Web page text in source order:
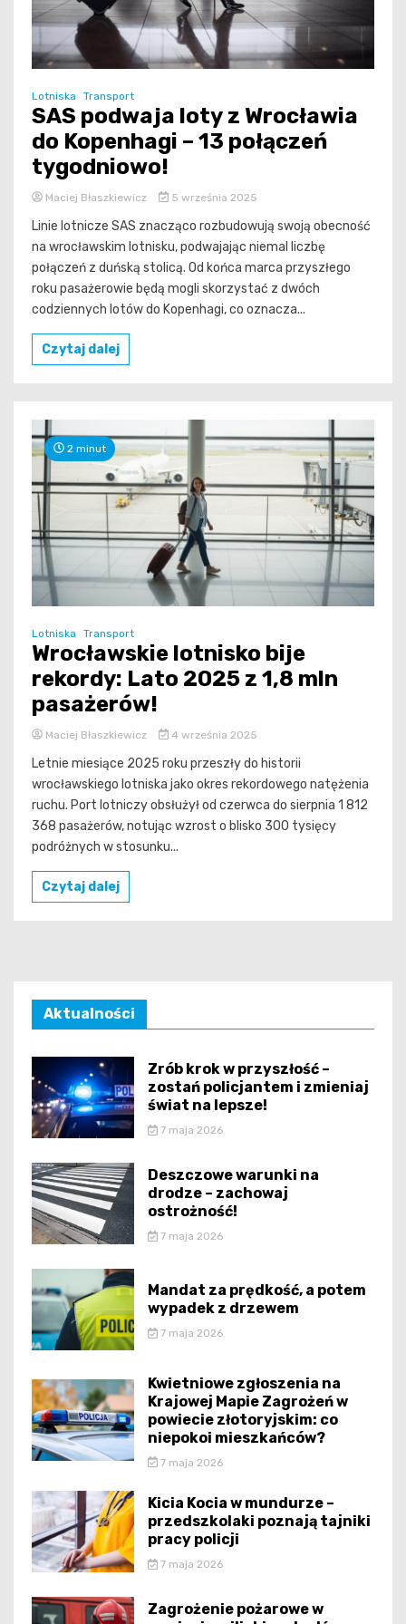
Lotniska Transport
SAS podwaja loty z Wrocławia
do Kopenhagi – 13 połączeń
tygodniowo!
Maciej Błaszkiewicz 5 września 2025
Linie lotnicze SAS znacząco rozbudowują swoją obecność
na wrocławskim lotnisku, podwajając niemal liczbę
połączeń z duńską stolicą. Od końca marca przyszłego
roku pasażerowie będą mogli skorzystać z dwóch
codziennych lotów do Kopenhagi, co oznacza...
Czytaj dalej
2 minut
Lotniska Transport
Wrocławskie lotnisko bije
rekordy: Lato 2025 z 1,8 mln
pasażerów!
Maciej Błaszkiewicz 4 września 2025
Letnie miesiące 2025 roku przeszły do historii
wrocławskiego lotniska jako okres rekordowego natężenia
ruchu. Port lotniczy obsłużył od czerwca do sierpnia 1 812
368 pasażerów, notując wzrost o blisko 300 tysięcy
podróżnych w stosunku...
Czytaj dalej
Aktualności
Zrób krok w przyszłość –
zostań policjantem i zmieniaj
świat na lepsze!
7 maja 2026
Deszczowe warunki na
drodze – zachowaj
ostrożność!
7 maja 2026
Mandat za prędkość, a potem
wypadek z drzewem
7 maja 2026
Kwietniowe zgłoszenia na
Krajowej Mapie Zagrożeń w
powiecie złotoryjskim: co
niepokoi mieszkańców?
7 maja 2026
Kicia Kocia w mundurze –
przedszkolaki poznają tajniki
pracy policji
7 maja 2026
Zagrożenie pożarowe w